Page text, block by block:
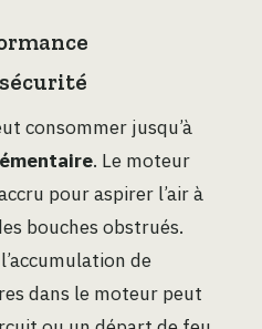
consommer jusqu’à
. Le moteur
pour aspirer l’air à
bouches obstrués.
de
dans le moteur peut